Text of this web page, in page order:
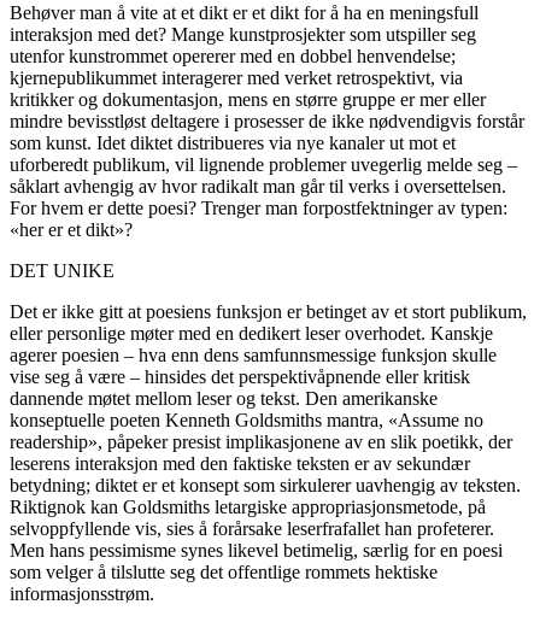
Behøver man å vite at et dikt er et dikt for å ha en meningsfull
interaksjon med det? Mange kunstprosjekter som utspiller seg
utenfor kunstrommet opererer med en dobbel henvendelse;
kjernepublikummet interagerer med verket retrospektivt, via
kritikker og dokumentasjon, mens en større gruppe er mer eller
mindre bevisstløst deltagere i prosesser de ikke nødvendigvis forstår
som kunst. Idet diktet distribueres via nye kanaler ut mot et
uforberedt publikum, vil lignende problemer uvegerlig melde seg –
såklart avhengig av hvor radikalt man går til verks i oversettelsen.
For hvem er dette poesi? Trenger man forpostfektninger av typen:
«her er et dikt»?
DET UNIKE
Det er ikke gitt at poesiens funksjon er betinget av et stort publikum,
eller personlige møter med en dedikert leser overhodet. Kanskje
agerer poesien – hva enn dens samfunnsmessige funksjon skulle
vise seg å være – hinsides det perspektivåpnende eller kritisk
dannende møtet mellom leser og tekst. Den amerikanske
konseptuelle poeten Kenneth Goldsmiths mantra, «Assume no
readership», påpeker presist implikasjonene av en slik poetikk, der
leserens interaksjon med den faktiske teksten er av sekundær
betydning; diktet er et konsept som sirkulerer uavhengig av teksten.
Riktignok kan Goldsmiths letargiske appropriasjonsmetode, på
selvoppfyllende vis, sies å forårsake leserfrafallet han profeterer.
Men hans pessimisme synes likevel betimelig, særlig for en poesi
som velger å tilslutte seg det offentlige rommets hektiske
informasjonsstrøm.